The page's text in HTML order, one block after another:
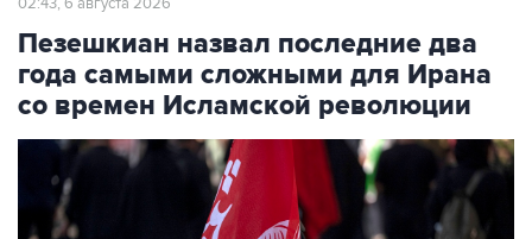
Пезешкиан назвал последние два
года самыми сложными для Ирана
со времен Исламской революции